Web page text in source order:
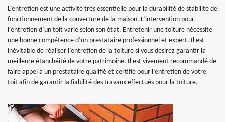
L’entretien est une activité très essentielle pour la durabilité de stabilité de
fonctionnement de la couverture de la maison. L’intervention pour
l’entretien d’un toit varie selon son état. Entretenir une toiture nécessite
une bonne compétence d’un prestataire professionnel et expert. Il est
inévitable de réaliser l’entretien de la toiture si vous désirez garantir la
meilleure étanchéité de votre patrimoine. Il est vivement recommandé de
faire appel à un prestataire qualifié et certifié pour l’entretien de votre
toit afin de garantir la fiabilité des travaux effectués pour la toiture.